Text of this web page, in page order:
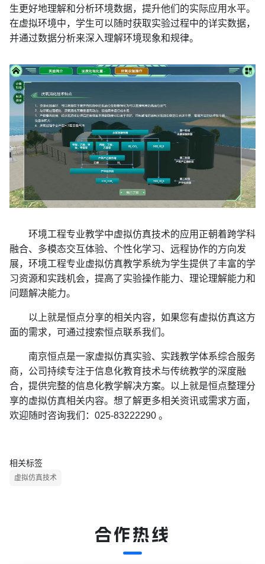
生更好地理解和分析环境数据，提升他们的实际应用水平。
在虚拟环境中，学生可以随时获取实验过程中的详实数据，
并通过数据分析来深入理解环境现象和规律。
环境工程专业教学中虚拟仿真技术的应用正朝着跨学科
融合、多模态交互体验、个性化学习、远程协作的方向发
展，环境工程专业虚拟仿真教学系统为学生提供了丰富的学
习资源和实践机会，提高了实验操作能力、理论理解能力和
问题解决能力。
以上就是恒点分享的相关内容，如果您有虚拟仿真这方
面的需求，可通过搜索恒点联系我们。
南京恒点是一家虚拟仿真实验、实践教学体系综合服务
商，公司持续专注于信息化教育技术与传统教学的深度融
合，提供完整的信息化教学解决方案。以上就是恒点整理分
享的虚拟仿真相关内容。想了解更多相关资讯或需求方面，
欢迎随时咨询我们：025-83222290 。
相关标签
虚拟仿真技术
合作热线